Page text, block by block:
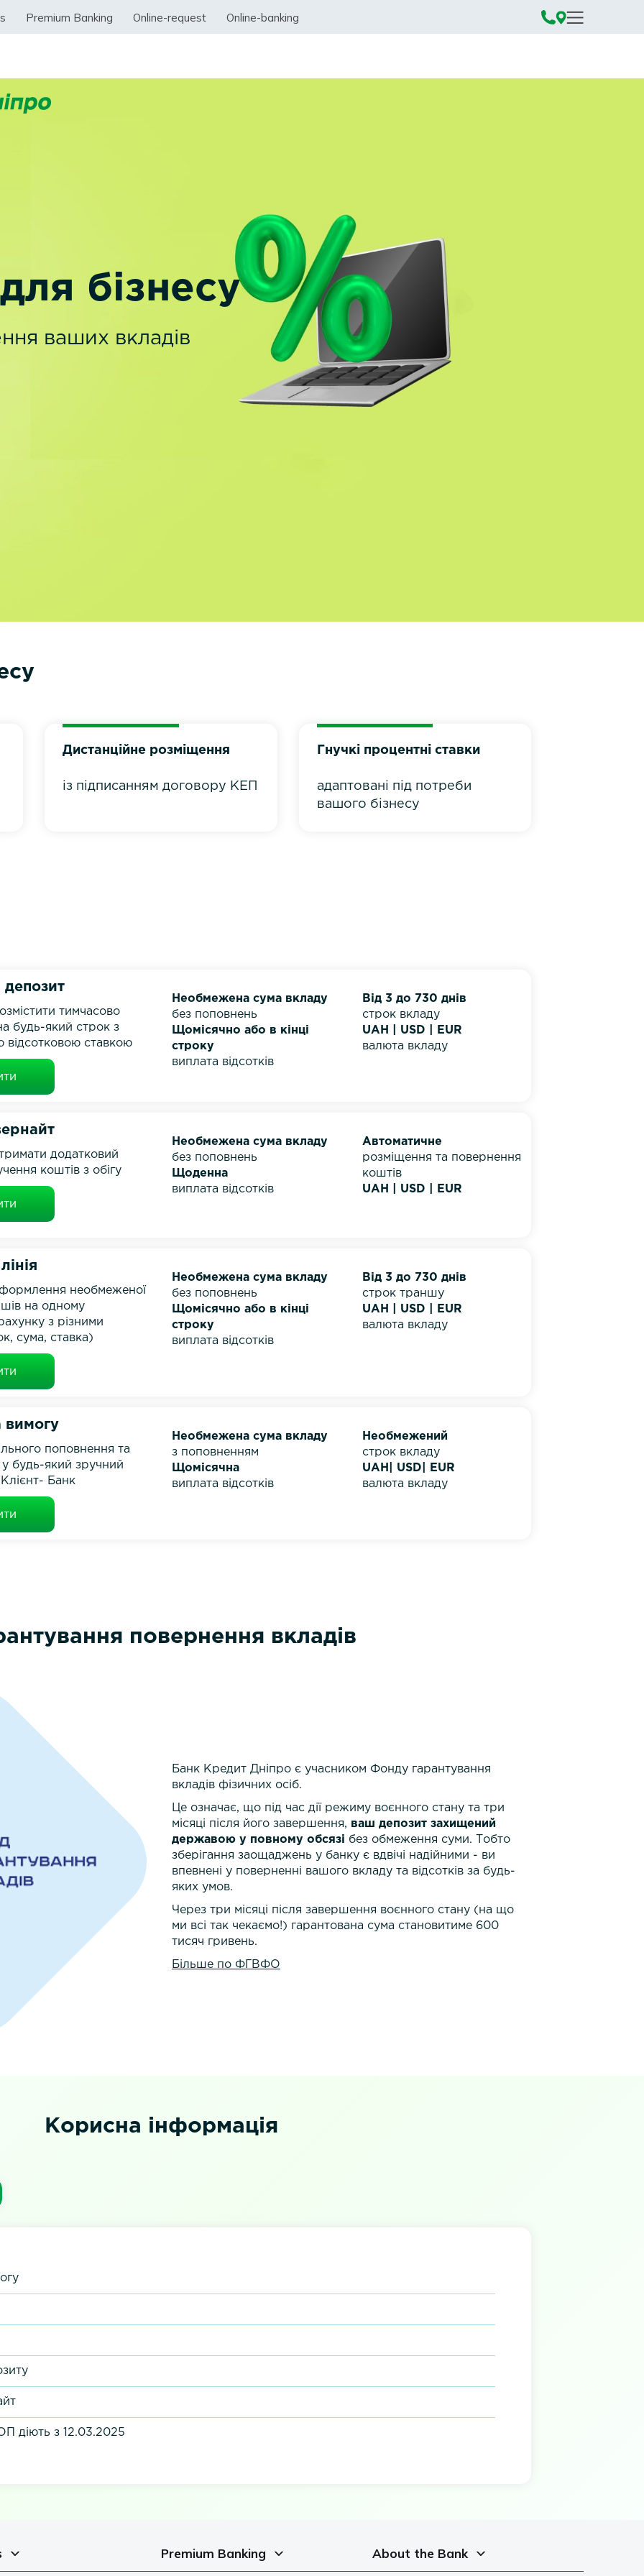
Premium Banking Online-request Online-banking
бізнесу
ваших вкладів
Дистанційне розміщення
із підписанням договору КЕП
Гнучкі процентні ставки
адаптовані під потреби
вашого бізнесу
тимчасово
будь-який строк з
відсотковою ставкою
Необмежена сума вкладу
без поповнень
Щомісячно або в кінці
строку
виплата відсотків
Від 3 до 730 днів
строк вкладу
UAH | USD | EUR
валюта вкладу
додатковий
коштів з обігу
Необмежена сума вкладу
без поповнень
Щоденна
виплата відсотків
Автоматичне
розміщення та повернення
коштів
UAH | USD | EUR
необмеженої
на одному
з різними
сума, ставка)
Необмежена сума вкладу
без поповнень
Щомісячно або в кінці
строку
виплата відсотків
Від 3 до 730 днів
строк траншу
UAH | USD | EUR
валюта вкладу
вимогу
поповнення та
у будь-який зручний
Банк
Необмежена сума вкладу
з поповненням
Щомісячна
виплата відсотків
Необмежений
строк вкладу
UAH| USD| EUR
валюта вкладу
повернення вкладів
Банк Кредит Дніпро є учасником Фонду гарантування
вкладів фізичних осіб.
Це означає, що під час дії режиму воєнного стану та три
місяці після його завершення, ваш депозит захищений
державою у повному обсязі без обмеження суми. Тобто
зберігання заощаджень у банку є вдвічі надійними - ви
впевнені у поверненні вашого вкладу та відсотків за будь-
яких умов.
Через три місяці після завершення воєнного стану (на що
ми всі так чекаємо!) гарантована сума становитиме 600
тисяч гривень.
Більше по ФГВФО
Корисна інформація
діють з 12.03.2025
Premium Banking About the Bank